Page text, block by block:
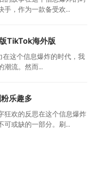
手，作为一款备受欢...
TikTok海外版
这个信息爆炸的时代，我
潮流。然而...
乐趣多
狂欢的反思在这个信息爆炸
可或缺的一部分。刷...